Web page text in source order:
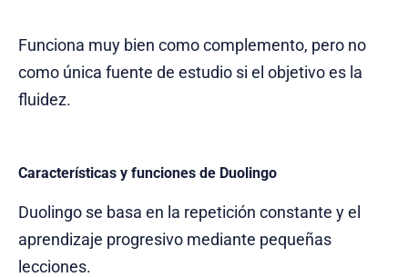
Funciona muy bien como complemento, pero no
como única fuente de estudio si el objetivo es la
fluidez.
Características y funciones de Duolingo
Duolingo se basa en la repetición constante y el
aprendizaje progresivo mediante pequeñas
lecciones.